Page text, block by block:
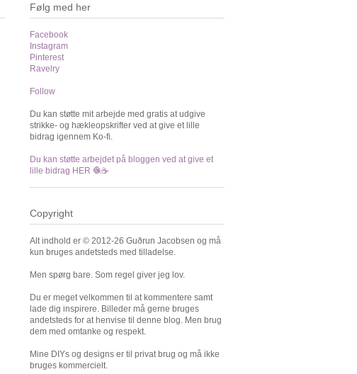
Følg med her
Facebook
Instagram
Pinterest
Ravelry
Follow
Du kan støtte mit arbejde med gratis at udgive
strikke- og hækleopskrifter ved at give et lille
bidrag igennem Ko-fi.
Du kan støtte arbejdet på bloggen ved at give et
lille bidrag HER 🧶☕️
Copyright
Alt indhold er © 2012-26 Guðrun Jacobsen og må
kun bruges andetsteds med tilladelse.
Men spørg bare. Som regel giver jeg lov.
Du er meget velkommen til at kommentere samt
lade dig inspirere. Billeder må gerne bruges
andetsteds for at henvise til denne blog. Men brug
dem med omtanke og respekt.
Mine DIYs og designs er til privat brug og må ikke
bruges kommercielt.